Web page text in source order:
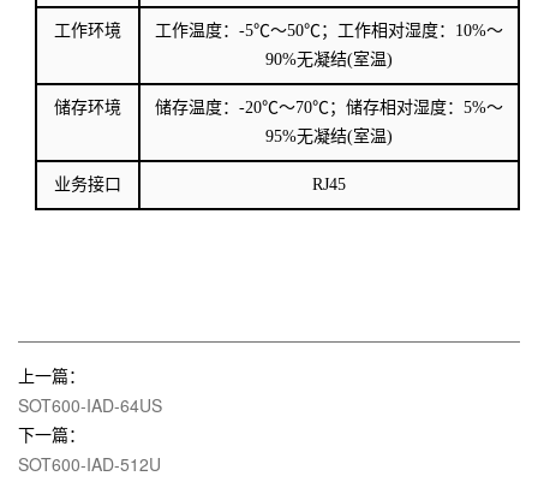
工作环境 工作温度： -5℃～50℃；工作相对湿度：10%～
90%无凝结(室温)
储存环境 储存温度： -20℃～70℃；储存相对湿度：5%～
95%无凝结(室温)
业务接口 RJ45
上一篇：
SOT600-IAD-64US
下一篇：
SOT600-IAD-512U